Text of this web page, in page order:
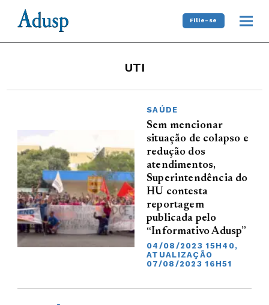
Filie-se
UTI
SAÚDE
Sem mencionar
situação de colapso e
redução dos
atendimentos,
Superintendência do
HU contesta
reportagem
publicada pelo
“Informativo Adusp”
04/08/2023 15H40,
ATUALIZAÇÃO
07/08/2023 16H51